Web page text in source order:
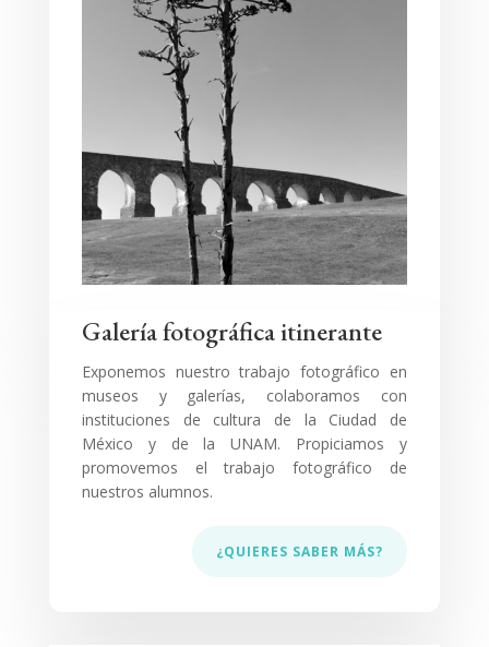
Galería fotográfica itinerante
Exponemos nuestro trabajo fotográfico en
museos y galerías, colaboramos con
instituciones de cultura de la Ciudad de
México y de la UNAM. Propiciamos y
promovemos el trabajo fotográfico de
nuestros alumnos.
¿QUIERES SABER MÁS?